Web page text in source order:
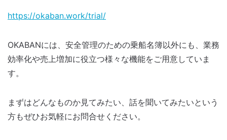
https://okaban.work/trial/
OKABANには、安全管理のための乗船名簿以外にも、業務
効率化や売上増加に役立つ様々な機能をご用意していま
す。
まずはどんなものか見てみたい、話を聞いてみたいという
方もぜひお気軽にお問合せください。